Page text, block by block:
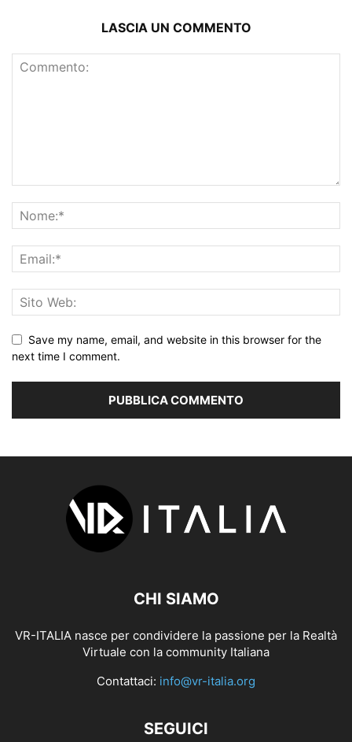
LASCIA UN COMMENTO
Save my name, email, and website in this browser for the
next time I comment.
CHI SIAMO
VR-ITALIA nasce per condividere la passione per la Realtà
Virtuale con la community Italiana
Contattaci: info@vr-italia.org
SEGUICI